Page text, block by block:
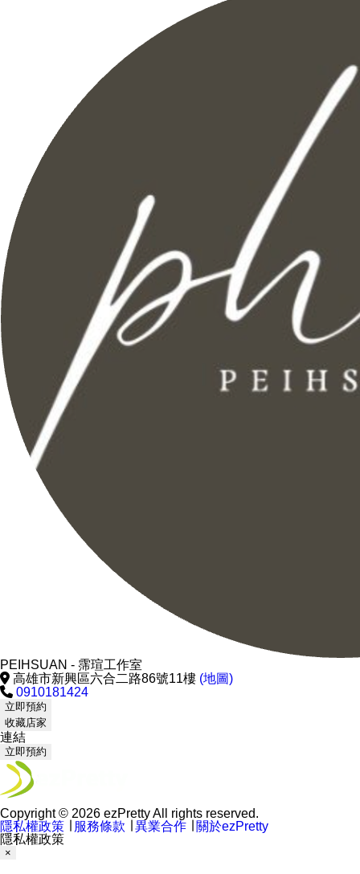
PEIHSUAN - 霈瑄工作室
高雄市新興區六合二路86號11樓 (地圖)
0910181424
立即預約
收藏店家
連結
立即預約
Copyright © 2026 ezPretty All rights reserved.
隱私權政策
服務條款 異業合作
關於ezPretty
隱私權政策
×